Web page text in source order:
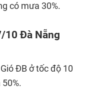
có mưa 30%.
10 Đà Nẵng
ĐB ở tốc độ 10